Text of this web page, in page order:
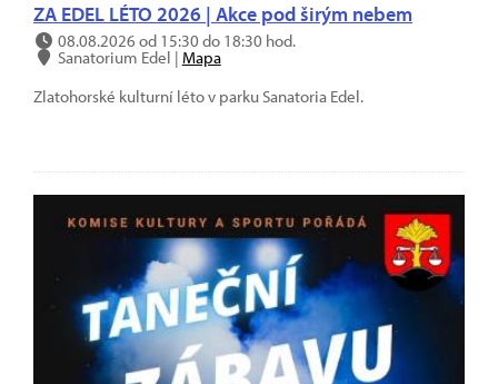
ZA EDEL LÉTO 2026 | Akce pod širým nebem
08.08.2026 od 15:30 do 18:30 hod.
Sanatorium Edel | Mapa
Zlatohorské kulturní léto v parku Sanatoria Edel.